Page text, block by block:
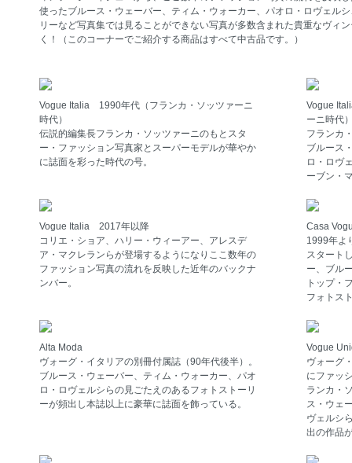
使ったブルース・ウェーバー、ティム・ウォーカー、パオロ・ロヴェル
リーなど写真集では見ることができない写真が多数含まれた貴重なヴィ
く！（このコーナーでご紹介する商品はすべて中古品です。）
Vogue Italia 1990年代（フランカ・ソッツァーニ
時代）
伝説的編集長フランカ・ソッツァーニのもとスタ
ー・ファッション写真家とスーパーモデルが華やか
に誌面を彩った時代の号。
Vogue
ーニ時代
フランカ
ブルース
ロ・ロヴ
ーブン・
Vogue Italia 2017年以降
コリエ・ショア、ハリー・ウィーアー、アレスデ
ア・マクレランらが登場するようになりここ数年の
ファッション写真の流れを反映した近年のバックナ
ンバー。
Casa
1999年よ
スタート
ー、ブル
トップ・
フォトス
Alta Moda
ヴォーグ・イタリアの別冊付属誌（90年代後半）。
ブルース・ウェーバー、ティム・ウォーカー、パオ
ロ・ロヴェルシらの見ごたえのあるフォトストーリ
ーが頻出し本誌以上に豪華に誌面を飾っている。
Vogue
ヴォーグ
にファッ
ランカ・
ス・ウェ
ヴェルシ
出の作品